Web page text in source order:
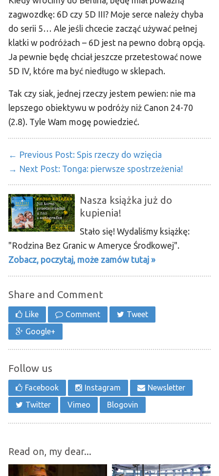
zagwozdkę: 6D czy 5D III? Moje serce należy chyba
do serii 5… Ale jeśli chcecie zacząć używać pełnej
klatki w podróżach – 6D jest na pewno dobrą opcją.
Ja pewnie będę chciał jeszcze przetestować nowe
5D IV, które ma być niedługo w sklepach.
Tak czy siak, jednej rzeczy jestem pewien: nie ma
lepszego obiektywu w podróży niż Canon 24-70
(2.8). Tyle Wam mogę powiedzieć.
← Previous Post: Spis rzeczy do wzięcia
→ Next Post: Tonga: pierwsze spostrzeżenia!
Nasza książka już do
kupienia!
Stało się! Wydaliśmy książkę:
"Rodzina Bez Granic w Ameryce Środkowej".
Zobacz, poczytaj, może zamów tutaj »
Share and Comment
Like Comment
Tweet
Google+
Follow us
Facebook Instagram
Newsletter
Twitter
Vimeo Blogovin
Read on, my dear...